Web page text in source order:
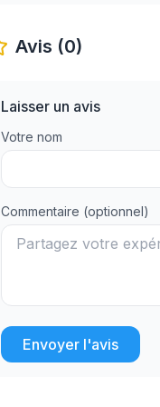
Avis (0)
Laisser un avis
Votre nom
Commentaire (optionnel)
Envoyer l'avis